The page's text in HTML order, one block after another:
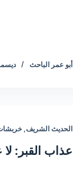
أبو عمر الباحث ديسمبر 26,
الحديث الشريف,
عذاب القبر: